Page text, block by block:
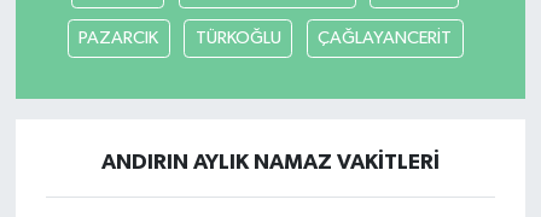
PAZARCIK TÜRKOĞLU ÇAĞLAYANCERİT
ANDIRIN AYLIK NAMAZ VAKITLERI